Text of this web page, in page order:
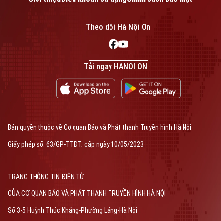
bao phủ BHYT 100%.
Theo dõi Hà Nội On
Tải ngay HANOI ON
Bản quyền thuộc về Cơ quan Báo và Phát thanh Truyền hình Hà Nội
Giấy phép số: 63/GP-TTĐT, cấp ngày 10/05/2023
TRANG THÔNG TIN ĐIỆN TỬ
CỦA CƠ QUAN BÁO VÀ PHÁT THANH TRUYỀN HÌNH HÀ NỘI
Số 3-5 Huỳnh Thúc Kháng-Phường Láng-Hà Nội